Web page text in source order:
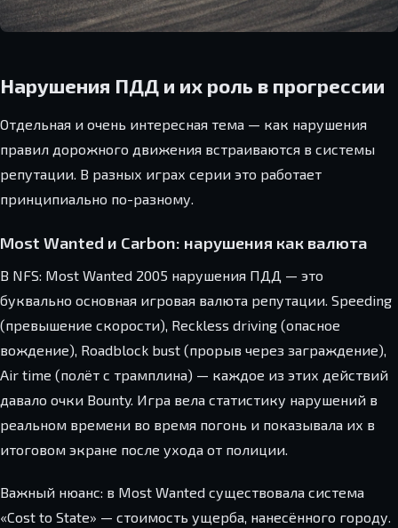
Нарушения ПДД и их роль в прогрессии
Отдельная и очень интересная тема — как нарушения
правил дорожного движения встраиваются в системы
репутации. В разных играх серии это работает
принципиально по-разному.
Most Wanted и Carbon: нарушения как валюта
В NFS: Most Wanted 2005 нарушения ПДД — это
буквально основная игровая валюта репутации. Speeding
(превышение скорости), Reckless driving (опасное
вождение), Roadblock bust (прорыв через заграждение),
Air time (полёт с трамплина) — каждое из этих действий
давало очки Bounty. Игра вела статистику нарушений в
реальном времени во время погонь и показывала их в
итоговом экране после ухода от полиции.
Важный нюанс: в Most Wanted существовала система
«Cost to State» — стоимость ущерба, нанесённого городу.